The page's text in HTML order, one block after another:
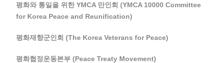
평화와 통일을 위한 YMCA 만인회 (YMCA 10000 Committee
for Korea Peace and Reunification)
평화재향군인회 (The Korea Veterans for Peace)
평화협정운동본부 (Peace Treaty Movement)